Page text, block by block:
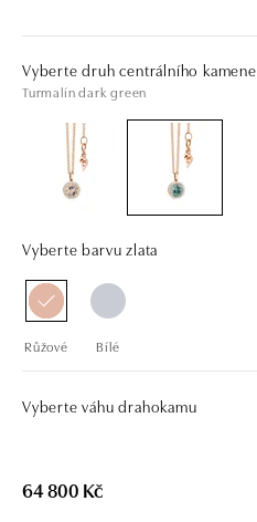
Vyberte druh centrálního kamene
Turmalín dark green
Vyberte barvu zlata
Růžové Bílé
Vyberte váhu drahokamu
64 800 Kč